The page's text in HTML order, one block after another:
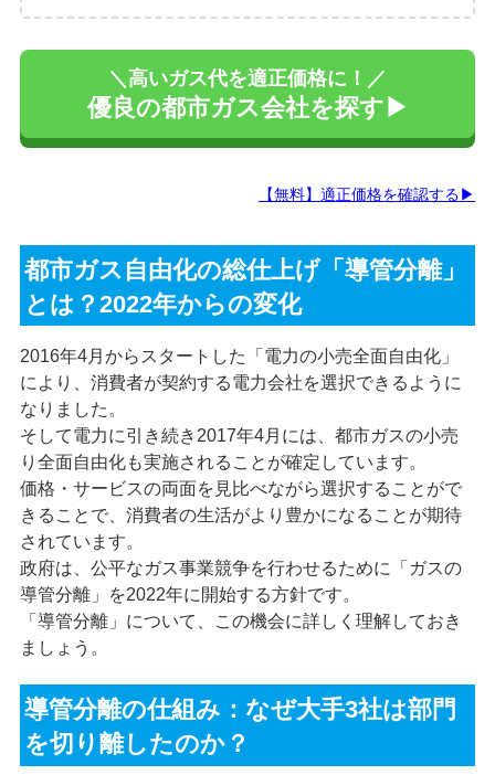
＼高いガス代を適正価格に！／
優良の都市ガス会社を探す▶
【無料】適正価格を確認する▶
都市ガス自由化の総仕上げ「導管分離」
とは？2022年からの変化
2016年4月からスタートした「電力の小売全面自由化」
により、消費者が契約する電力会社を選択できるように
なりました。
そして電力に引き続き 2017年4月には、都市ガスの小売
り全面自由化も実施されることが確定しています。
価格・サービスの両面を見比べながら選択することがで
きることで、消費者の生活がより豊かになることが期待
されています。
政府は、公平なガス事業競争を行わせるために「ガスの
導管分離」を2022年に開始する方針です。
「導管分離」について、この機会に詳しく理解しておき
ましょう。
導管分離の仕組み：なぜ大手3社は部門
を切り離したのか？